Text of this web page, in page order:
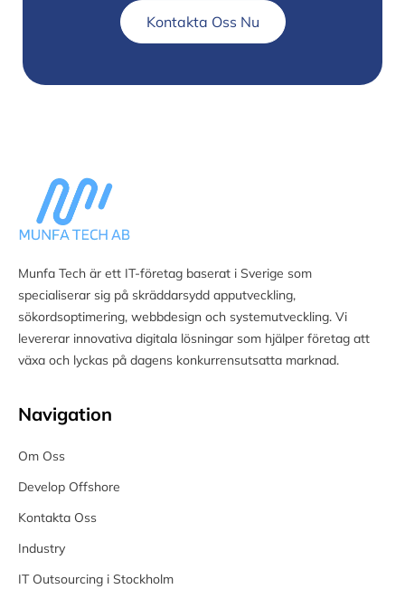
Kontakta Oss Nu
Munfa Tech är ett IT-företag baserat i Sverige som
specialiserar sig på skräddarsydd apputveckling,
sökordsoptimering, webbdesign och systemutveckling. Vi
levererar innovativa digitala lösningar som hjälper företag att
växa och lyckas på dagens konkurrensutsatta marknad.
Navigation
Om Oss
Develop Offshore
Kontakta Oss
Industry
IT Outsourcing i Stockholm